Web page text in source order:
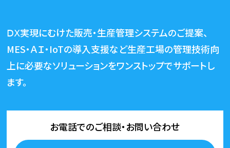
ⅮⅩ実現にむけた販売・生産管理システムのご提案、
MES・ＡＩ・IoTの導入支援など生産工場の管理技術向
上に必要なソリューションをワンストップでサポートし
ます。
お電話でのご相談・お問い合わせ